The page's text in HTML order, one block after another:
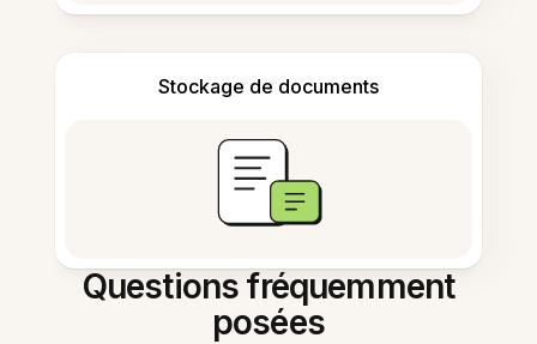
Stockage de documents
Questions fréquemment
posées